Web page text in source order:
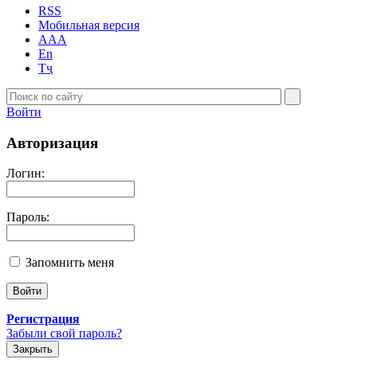
RSS
Мобильная версия
AAA
En
Тҷ
Войти
Авторизация
Логин:
Пароль:
Запомнить меня
Регистрация
Забыли свой пароль?
Закрыть